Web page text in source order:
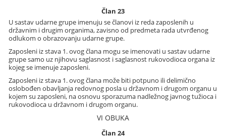
Član 23
U sastav udarne grupe imenuju se članovi iz reda zaposlenih u
državnim i drugim organima, zavisno od predmeta rada utvrđenog
odlukom o obrazovanju udarne grupe.
Zaposleni iz stava 1. ovog člana mogu se imenovati u sastav udarne
grupe samo uz njihovu saglasnost i saglasnost rukovodioca organa iz
kojeg se imenuje zaposleni.
Zaposleni iz stava 1. ovog člana može biti potpuno ili delimično
oslobođen obavljanja redovnog posla u državnom i drugom organu u
kojem su zaposleni, na osnovu sporazuma nadležnog javnog tužioca i
rukovodioca u državnom i drugom organu.
VI OBUKA
Član 24